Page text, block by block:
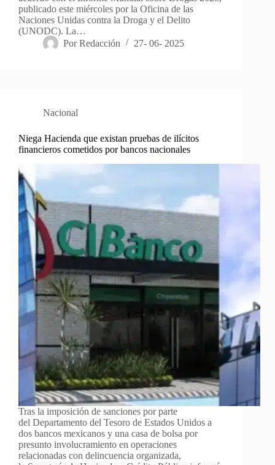
publicado este miércoles por la Oficina de las
Naciones Unidas contra la Droga y el Delito
(UNODC). La…
Por Redacción 27- 06- 2025
Nacional
Niega Hacienda que existan pruebas de ilícitos
financieros cometidos por bancos nacionales
Tras la imposición de sanciones por parte
del Departamento del Tesoro de Estados Unidos a
dos bancos mexicanos y una casa de bolsa por
presunto involucramiento en operaciones
relacionadas con delincuencia organizada,